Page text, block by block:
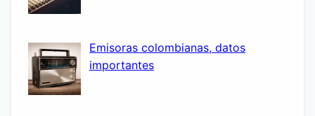
Emisoras colombianas, datos
importantes